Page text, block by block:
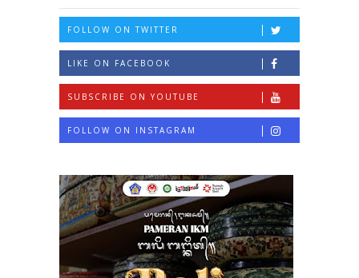
FOLLOW ON TWITTER
LIKE ON FACEBOOK
SUBSCRIBE ON YOUTUBE
FOLLOW ON INSTAGRAM